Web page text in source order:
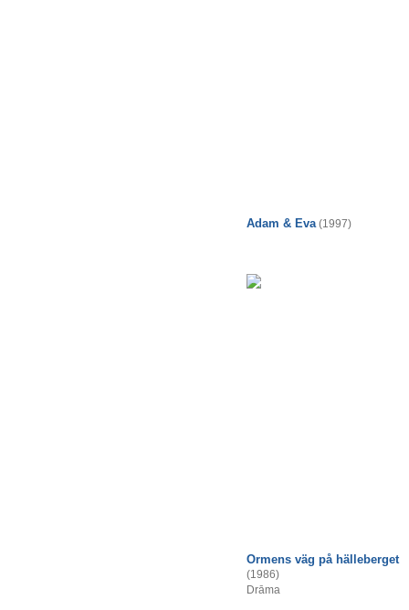
Adam & Eva (1997)
Ormens väg på hälleberget
(1986)
Drāma